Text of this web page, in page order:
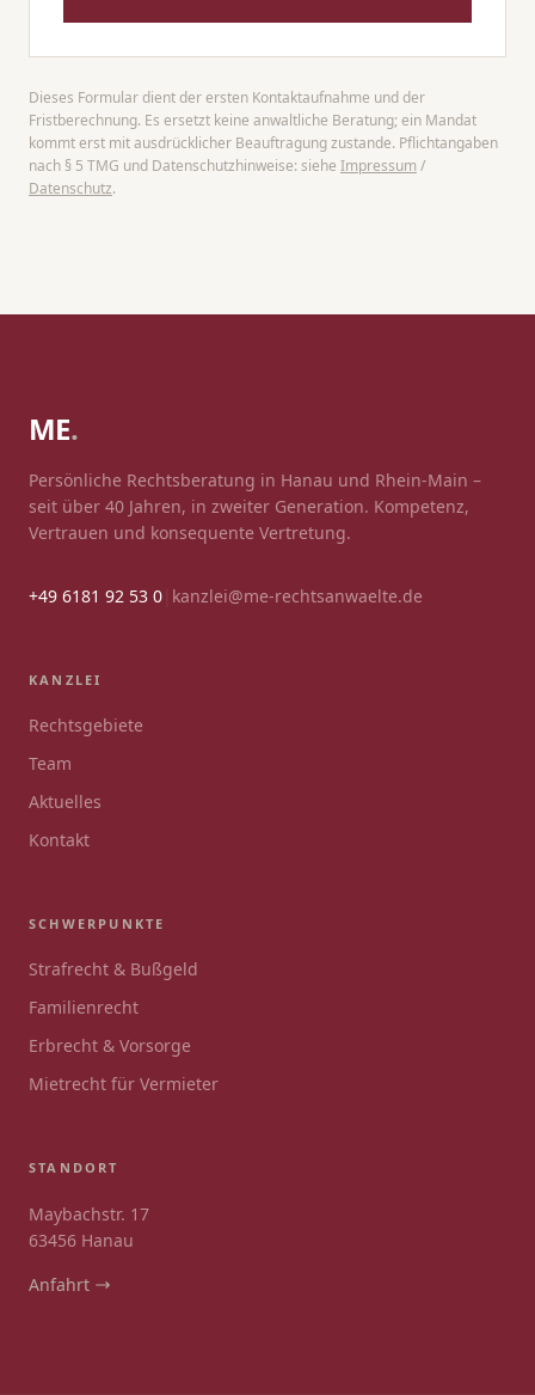
Dieses Formular dient der ersten Kontaktaufnahme und der
Fristberechnung. Es ersetzt keine anwaltliche Beratung; ein Mandat
kommt erst mit ausdrücklicher Beauftragung zustande. Pflichtangaben
nach § 5 TMG und Datenschutzhinweise: siehe Impressum /
Datenschutz.
ME.
Persönliche Rechtsberatung in Hanau und Rhein-Main –
seit über 40 Jahren, in zweiter Generation. Kompetenz,
Vertrauen und konsequente Vertretung.
+49 6181 92 53 0 kanzlei@me-rechtsanwaelte.de
KANZLEI
Rechtsgebiete
Team
Aktuelles
Kontakt
SCHWERPUNKTE
Strafrecht & Bußgeld
Familienrecht
Erbrecht & Vorsorge
Mietrecht für Vermieter
STANDORT
Maybachstr. 17
63456 Hanau
Anfahrt